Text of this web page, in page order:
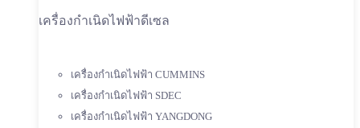
เครื่องกำเนิดไฟฟ้าดีเซล
เครื่องกำเนิดไฟฟ้า CUMMINS
เครื่องกำเนิดไฟฟ้า SDEC
เครื่องกำเนิดไฟฟ้า YANGDONG